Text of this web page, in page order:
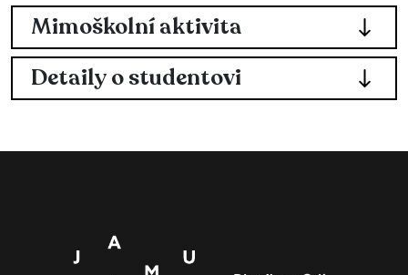
Mimoškolní aktivita
Detaily o studentovi